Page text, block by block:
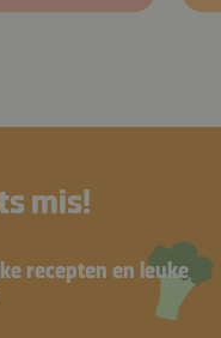
mis!
recepten en leuke